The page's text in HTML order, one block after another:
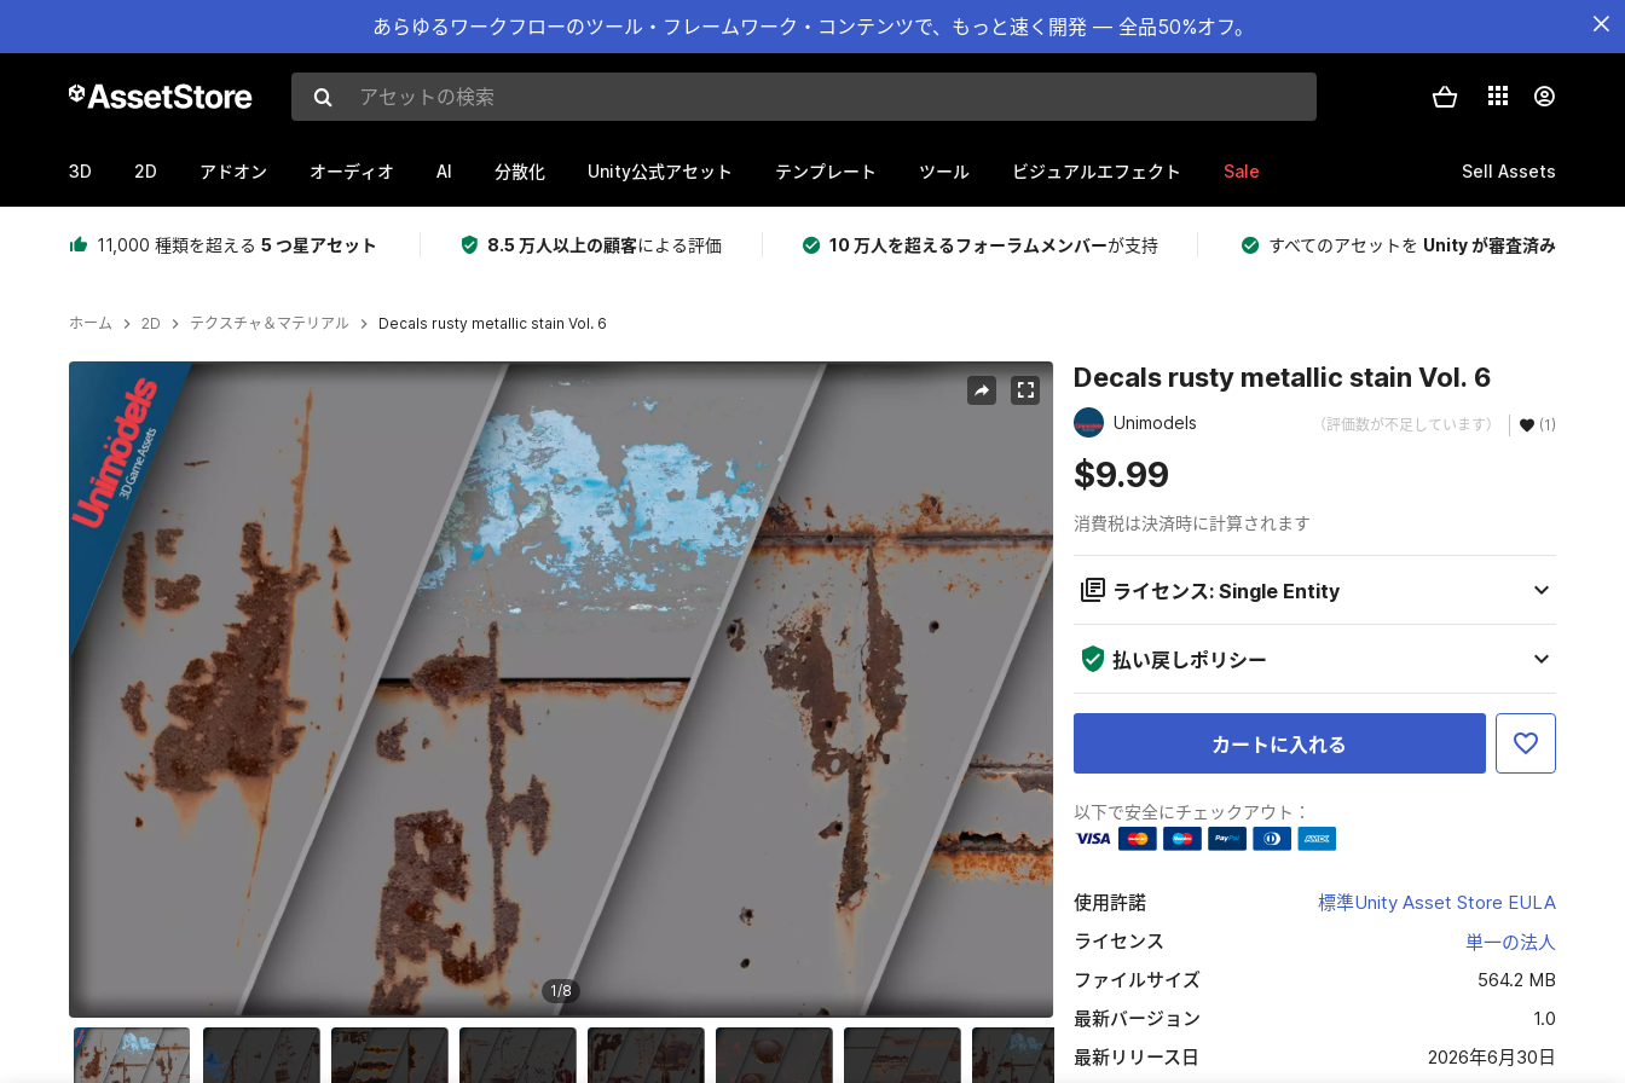
あらゆるワークフローのツール・フレームワーク・コンテンツで、もっと速く開発 — 全品50%オフ。
アセットの検索
3D 2D アドオン オーディオ AI 分散化 Unity公式アセット テンプレート ツール ビジュアルエフェクト Sale Sell Assets
11,000 種類を超える 5 つ星アセット 8.5 万人以上の顧客による評価 10 万人を超えるフォーラムメンバーが支持 すべてのアセットを Unity が審査済み
ホーム 2D テクスチャ＆マテリアル Decals rusty metallic stain Vol. 6
現在のスライド：1 / 8
1/8
Decals rusty metallic stain Vol. 6
Unimodels （評価数が不足しています） (1)
$9.99
消費税は決済時に計算されます
ライセンス: Single Entity
払い戻しポリシー
カートに入れる
以下で安全にチェックアウト：
使用許諾
標準Unity Asset Store EULA
ライセンス
単一の法人
ファイルサイズ
564.2 MB
最新バージョン
1.0
最新リリース日
2026年6月30日